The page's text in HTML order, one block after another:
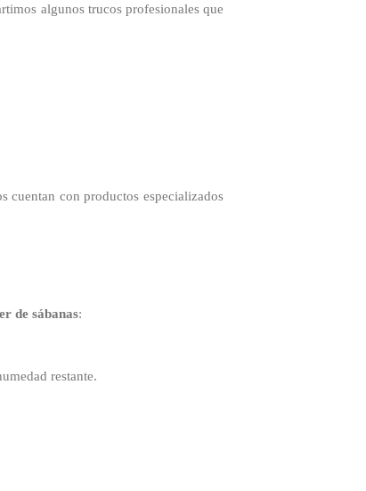
algunos trucos profesionales que
cuentan con productos especializados
de sábanas:
restante.